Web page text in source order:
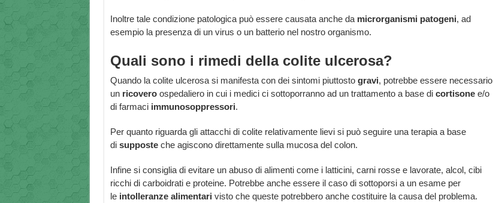
Inoltre tale condizione patologica può essere causata anche da microrganismi patogeni, ad
esempio la presenza di un virus o un batterio nel nostro organismo.
Quali sono i rimedi della colite ulcerosa?
Quando la colite ulcerosa si manifesta con dei sintomi piuttosto gravi, potrebbe essere necessario
un ricoveroospedaliero in cui i medici ci sottoporranno ad un trattamento a base di cortisonee/o
di farmaci immunosoppressori.
Per quanto riguarda gli attacchi di colite relativamente lievi si può seguire una terapia a base
di supposteche agiscono direttamente sulla mucosa del colon.
Infine si consiglia di evitare un abuso di alimenti come i latticini, carni rosse e lavorate, alcol, cibi
ricchi di carboidrati e proteine. Potrebbe anche essere il caso di sottoporsi a un esame per
le intolleranze alimentari visto che queste potrebbero anche costituire la causa del problema.